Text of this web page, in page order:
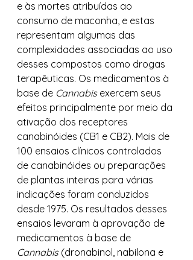
e às mortes atribuídas ao
consumo de maconha, e estas
representam algumas das
complexidades associadas ao uso
desses compostos como drogas
terapêuticas. Os medicamentos à
base de Cannabis exercem seus
efeitos principalmente por meio da
ativação dos receptores
canabinóides (CB1 e CB2). Mais de
100 ensaios clínicos controlados
de canabinóides ou preparações
de plantas inteiras para várias
indicações foram conduzidos
desde 1975. Os resultados desses
ensaios levaram à aprovação de
medicamentos à base de
Cannabis (dronabinol, nabilona e